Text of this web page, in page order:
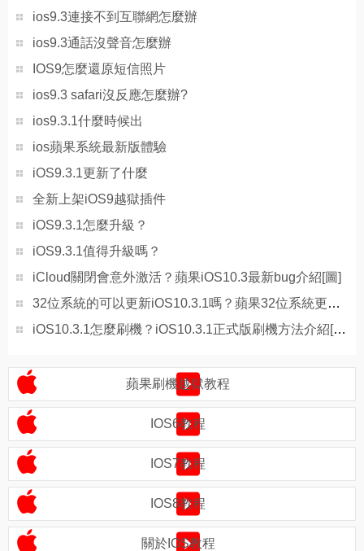
ios9.3連接不到互聯網怎麼辦
ios9.3通話沒聲音怎麼辦
IOS9怎麼還原短信照片
ios9.3 safari沒反應怎麼辦?
ios9.3.1什麼時候出
ios蘋果系統最新版體驗
iOS9.3.1更新了什麼
全新上架iOS9越獄插件
iOS9.3.1怎麼升級？
iOS9.3.1值得升級嗎？
iCloud關閉會意外激活？蘋果iOS10.3最新bug介紹[圖]
32位系統的可以更新iOS10.3.1嗎？蘋果32位系統更新iOS10.3.1介紹[圖]
iOS10.3.1怎麼刷機？iOS10.3.1正式版刷機方法介紹[圖]
蘋果刷機越獄教程
IOS6教程
IOS7教程
IOS8教程
關於IOS教程